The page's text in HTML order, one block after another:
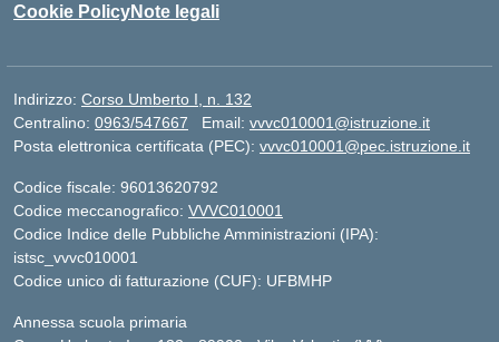
Cookie PolicyNote legali
Indirizzo: Corso Umberto I, n. 132
Centralino: 0963/547667 Email: vvvc010001@istruzione.it
Posta elettronica certificata (PEC): vvvc010001@pec.istruzione.it
Codice fiscale: 96013620792
Codice meccanografico: VVVC010001
Codice Indice delle Pubbliche Amministrazioni (IPA):
istsc_vvvc010001
Codice unico di fatturazione (CUF): UFBMHP
Annessa scuola primaria